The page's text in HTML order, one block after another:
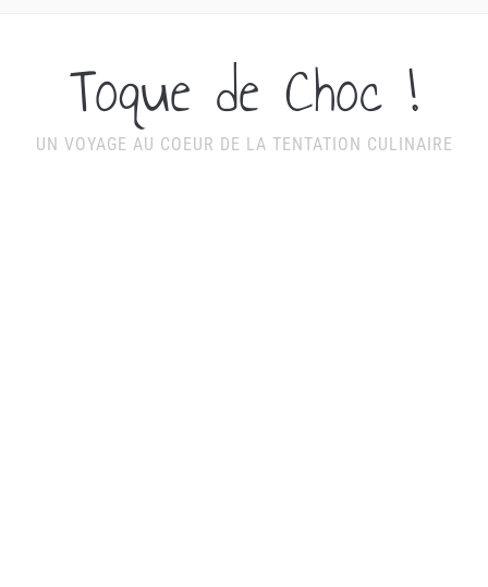
Toque de Choc !
UN VOYAGE AU COEUR DE LA TENTATION CULINAIRE